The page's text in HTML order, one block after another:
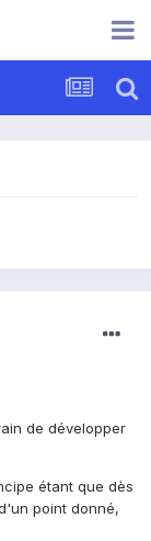
de développer
étant que dès
point donné,